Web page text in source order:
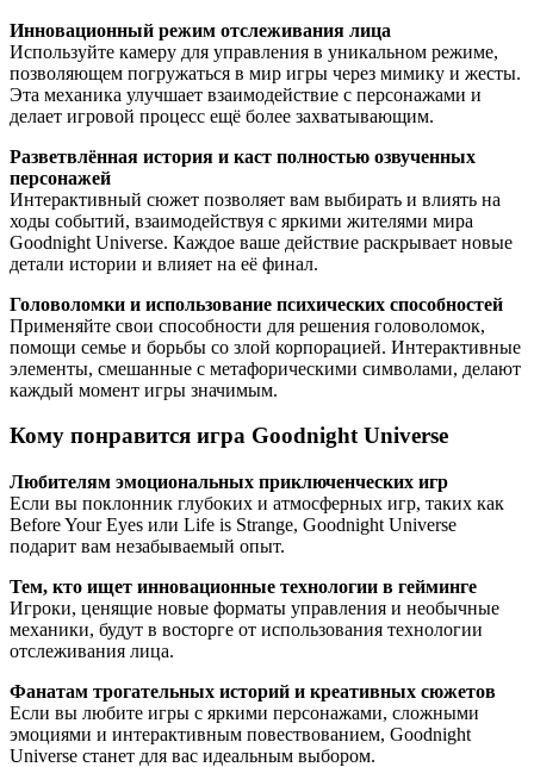
Инновационный режим отслеживания лица
Используйте камеру для управления в уникальном режиме,
позволяющем погружаться в мир игры через мимику и жесты.
Эта механика улучшает взаимодействие с персонажами и
делает игровой процесс ещё более захватывающим.
Разветвлённая история и каст полностью озвученных
персонажей
Интерактивный сюжет позволяет вам выбирать и влиять на
ходы событий, взаимодействуя с яркими жителями мира
Goodnight Universe. Каждое ваше действие раскрывает новые
детали истории и влияет на её финал.
Головоломки и использование психических способностей
Применяйте свои способности для решения головоломок,
помощи семье и борьбы со злой корпорацией. Интерактивные
элементы, смешанные с метафорическими символами, делают
каждый момент игры значимым.
Кому понравится игра Goodnight Universe
Любителям эмоциональных приключенческих игр
Если вы поклонник глубоких и атмосферных игр, таких как
Before Your Eyes или Life is Strange, Goodnight Universe
подарит вам незабываемый опыт.
Тем, кто ищет инновационные технологии в гейминге
Игроки, ценящие новые форматы управления и необычные
механики, будут в восторге от использования технологии
отслеживания лица.
Фанатам трогательных историй и креативных сюжетов
Если вы любите игры с яркими персонажами, сложными
эмоциями и интерактивным повествованием, Goodnight
Universe станет для вас идеальным выбором.